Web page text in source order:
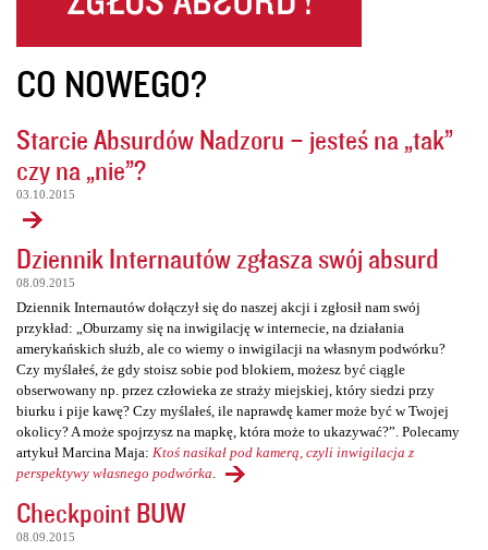
CO NOWEGO?
Starcie Absurdów Nadzoru – jesteś na „tak”
czy na „nie”?
03.10.2015
Dziennik Internautów zgłasza swój absurd
08.09.2015
Dziennik Internautów dołączył się do naszej akcji i zgłosił nam swój
przykład: „Oburzamy się na inwigilację w internecie, na działania
amerykańskich służb, ale co wiemy o inwigilacji na własnym podwórku?
Czy myślałeś, że gdy stoisz sobie pod blokiem, możesz być ciągle
obserwowany np. przez człowieka ze straży miejskiej, który siedzi przy
biurku i pije kawę? Czy myślałeś, ile naprawdę kamer może być w Twojej
okolicy? A może spojrzysz na mapkę, która może to ukazywać?”. Polecamy
artykuł Marcina Maja: Ktoś nasikał pod kamerą, czyli inwigilacja z
perspektywy własnego podwórka
Checkpoint BUW
08.09.2015